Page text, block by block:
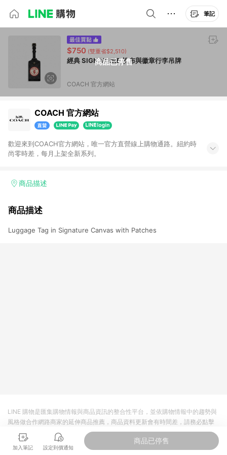
筆記
商品已停售
$750 (雙重省$2,510)
經典 SIGNATURE 帆布與徽章行李吊牌
COACH 官方網站
COACH 官方網站
歡迎來到COACH官方網站，唯一官方直營線上購物通路。紐約時
尚零時差，每月上架全新系列。
商品描述
商品描述
Luggage Tag in Signature Canvas with Patches
加入筆記 設定到價通知
商品已停售
LINE 購物是匯集購物情報與商品資訊的整合性平台，並依購物情報中的趨勢與
風格做合作網路商家的延伸商品推薦，商品資料更新會有時間差，請務必點擊
商品至各合作網路商家，確認現售價與購物條件，一切資訊以合作廠商網頁為
準。